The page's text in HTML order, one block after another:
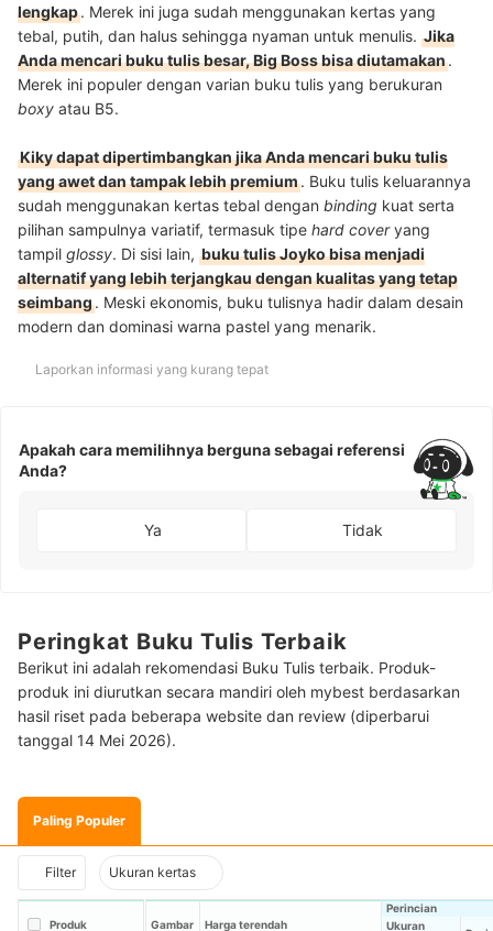
lengkap. Merek ini juga sudah menggunakan kertas yang
tebal, putih, dan halus sehingga nyaman untuk menulis. Jika
Anda mencari buku tulis besar, Big Boss bisa diutamakan.
Merek ini populer dengan varian buku tulis yang berukuran
boxy atau B5.
Kiky dapat dipertimbangkan jika Anda mencari buku tulis
yang awet dan tampak lebih premium. Buku tulis keluarannya
sudah menggunakan kertas tebal dengan binding kuat serta
pilihan sampulnya variatif, termasuk tipe hard coveryang
tampil glossy. Di sisi lain, buku tulis Joyko bisa menjadi
alternatif yang lebih terjangkau dengan kualitas yang tetap
seimbang. Meski ekonomis, buku tulisnya hadir dalam desain
modern dan dominasi warna pastel yang menarik.
Laporkan informasi yang kurang tepat
Apakah cara memilihnya berguna sebagai referensi
Anda?
Ya Tidak
Peringkat Buku Tulis Terbaik
Berikut ini adalah rekomendasi Buku Tulis terbaik. Produk-
produk ini diurutkan secara mandiri oleh mybest berdasarkan
hasil riset pada beberapa website dan review (diperbarui
tanggal 14 Mei 2026).
Paling Populer
Filter Ukuran kertas
Produk Gambar Harga terendah
Perincian
Ukuran